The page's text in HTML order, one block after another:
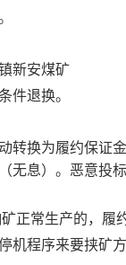
新安煤矿
件退换。
转换为履约保证
无息）。恶意投
正常生产的，履
机程序来要挟矿